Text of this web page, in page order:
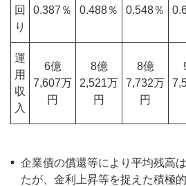
回
り
0.387％ 0.488％ 0.548％
運
用
収
入
6億
7,607万
円
8億
2,521万
円
8億
7,732万
円
企業債の償還等により平均残高
たが、金利上昇等を捉えた積極